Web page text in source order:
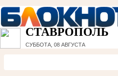
СТАВРОПОЛЬ
СУББОТА, 08 АВГУСТА